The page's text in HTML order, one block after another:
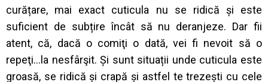
curățare, mai exact cuticula nu se ridică și este
suficient de subțire încât să nu deranjeze. Dar fii
atent, că, dacă o comiţi o dată, vei fi nevoit să o
repeţi…la nesfârşit. Și sunt situații unde cuticula este
groasă, se ridică și crapă și astfel te trezești cu cele